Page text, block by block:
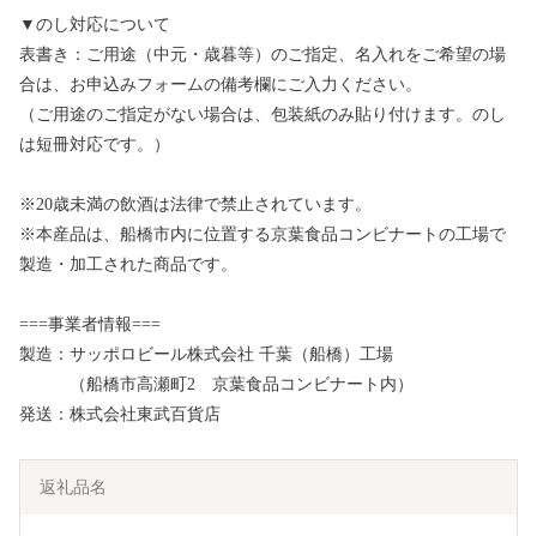
▼のし対応について
表書き：ご用途（中元・歳暮等）のご指定、名入れをご希望の場
合は、お申込みフォームの備考欄にご入力ください。
（ご用途のご指定がない場合は、包装紙のみ貼り付けます。のし
は短冊対応です。）
※20歳未満の飲酒は法律で禁止されています。
※本産品は、船橋市内に位置する京葉食品コンビナートの工場で
製造・加工された商品です。
===事業者情報===
製造：サッポロビール株式会社 千葉（船橋）工場
（船橋市高瀬町2 京葉食品コンビナート内）
発送：株式会社東武百貨店
返礼品名